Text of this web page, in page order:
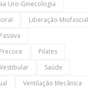
Uro-Ginecologia
Liberação Miofascial
Pilates
Saúde
Ventilação Mecânica